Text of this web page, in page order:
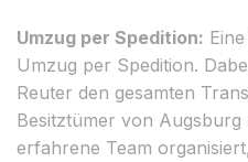
Umzug per Spedition:
Umzug per Spedition.
Reuter den gesamten
Besitztümer von Augsburg
erfahrene Team